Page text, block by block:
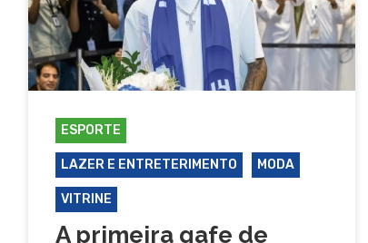
ESPORTE
LAZER E ENTRETERIMENTO MODA
VITRINE
A primeira gafe de